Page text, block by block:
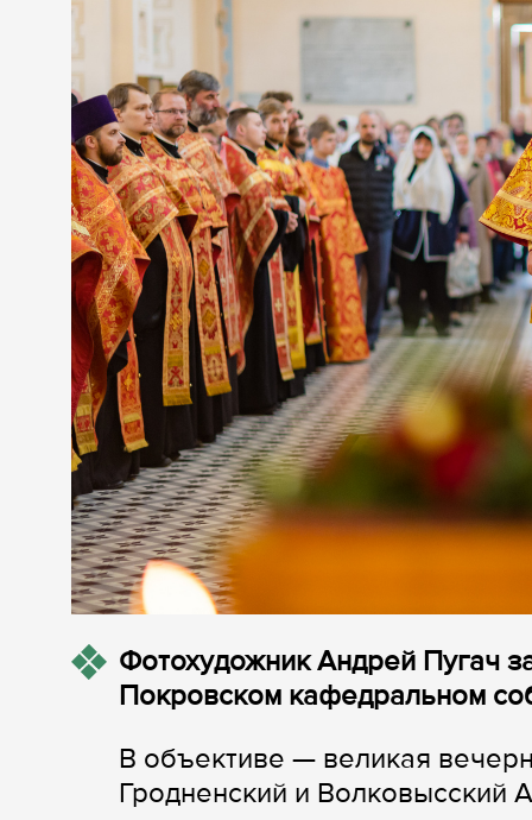
Фотохудожник Андрей Пугач
Покровском кафедральном
В объективе — великая
Гродненский и Волковысский